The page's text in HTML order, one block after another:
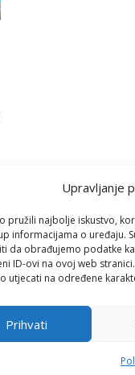
Upravljanje
pružili najbolje iskustvo,
informacijama o uređaju.
da obrađujemo podatke
ID-ovi na ovoj web
utjecati na određene
Prihvati